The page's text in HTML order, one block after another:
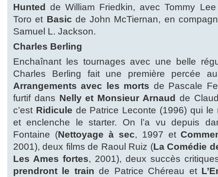
Hunted
de William Friedkin, avec Tommy
Toro et Basic de John McTiernan, en
Samuel L. Jackson.
Charles Berling
Enchaînant les tournages avec une belle
Charles Berling fait une première percée
Arrangements avec les morts de Pascale
furtif dans Nelly et Monsieur Arnaud de
c’est Ridicule de Patrice Leconte (1996) qui le
et enclenche le starter. On l’a vu depuis
Fontaine (Nettoyage à sec, 1997 et
2001), deux films de Raoul Ruiz (La Comédie
Les Ames fortes, 2001), deux succès
prendront le train de Patrice Chéreau et